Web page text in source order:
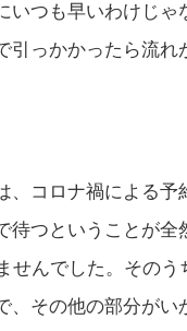
いつも早いわけじゃ
引っかかったら流れ
、コロナ禍による予
待つということが全
せんでした。そのう
、その他の部分がい